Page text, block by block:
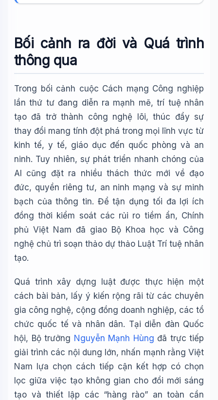
Bối cảnh ra đời và Quá trình
thông qua
Trong bối cảnh cuộc Cách mạng Công nghiệp
lần thứ tư đang diễn ra mạnh mẽ, trí tuệ nhân
tạo đã trở thành công nghệ lõi, thúc đẩy sự
thay đổi mang tính đột phá trong mọi lĩnh vực từ
kinh tế, y tế, giáo dục đến quốc phòng và an
ninh. Tuy nhiên, sự phát triển nhanh chóng của
AI cũng đặt ra nhiều thách thức mới về đạo
đức, quyền riêng tư, an ninh mạng và sự minh
bạch của thông tin. Để tận dụng tối đa lợi ích
đồng thời kiểm soát các rủi ro tiềm ẩn, Chính
phủ Việt Nam đã giao Bộ Khoa học và Công
nghệ chủ trì soạn thảo dự thảo Luật Trí tuệ nhân
tạo.
Quá trình xây dựng luật được thực hiện một
cách bài bản, lấy ý kiến rộng rãi từ các chuyên
gia công nghệ, cộng đồng doanh nghiệp, các tổ
chức quốc tế và nhân dân. Tại diễn đàn Quốc
hội, Bộ trưởng Nguyễn Mạnh Hùng đã trực tiếp
giải trình các nội dung lớn, nhấn mạnh rằng Việt
Nam lựa chọn cách tiếp cận kết hợp có chọn
lọc giữa việc tạo không gian cho đổi mới sáng
tạo và thiết lập các “hàng rào” an toàn cần
Tôi là trợ lý AI của TuDienWiki. Hãy hỏi tôi bất kỳ điều gì
📚 Lịch sử Việt Nam
🔬 Albert Einstein